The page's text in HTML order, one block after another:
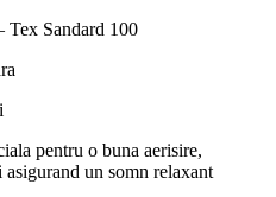
Tex Sandard 100
pentru o buna aerisire,
un somn relaxant